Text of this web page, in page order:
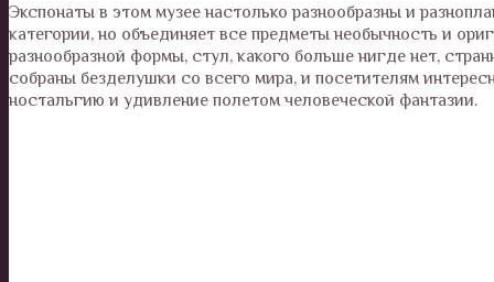
Экспонаты в этом музее настолько разнообразны и
категории, но объединяет все предметы необычность и
разнообразной формы, стул, какого больше нигде нет,
собраны безделушки со всего мира, и посетителям
ностальгию и удивление полетом человеческой фантазии.